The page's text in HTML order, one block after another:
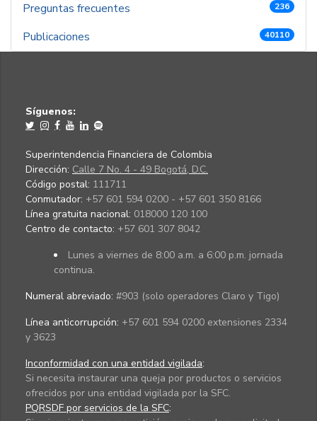
Preguntas frecuentes 236
Publicaciones 40110
Síguenos:
Superintendencia Financiera de Colombia
Dirección: Calle 7 No. 4 - 49 Bogotá, D.C.
Código postal: 111711
Conmutador: +57 601 594 0200 - +57 601 350 8166
Línea gratuita nacional: 018000 120 100
Centro de contacto: +57 601 307 8042
Lunes a viernes de 8:00 a.m. a 6:00 p.m. jornada
continua.
Numeral abreviado: #903 (solo operadores Claro y Tigo)
Línea anticorrupción: +57 601 594 0200 extensiones 2334
y 3623
Inconformidad con una entidad vigilada:
Si necesita instaurar una queja por productos o servicios
ofrecidos por una entidad vigilada por la SFC.
PQRSDF por servicios de la SFC: